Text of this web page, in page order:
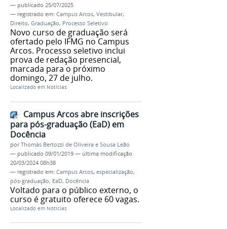
— publicado 25/07/2025
— registrado em: Campus Arcos, Vestibular,
Direito, Graduação, Processo Seletivo
Novo curso de graduação será
ofertado pelo IFMG no Campus
Arcos. Processo seletivo inclui
prova de redação presencial,
marcada para o próximo
domingo, 27 de julho.
Localizado em Notícias
Campus Arcos abre inscrições
para pós-graduação (EaD) em
Docência
porThomás Bertozzi de Oliveira e Sousa Leão
— publicado 09/01/2019 — última modificação
20/03/2024 08h38
— registrado em: Campus Arcos, especialização,
pós-graduação, EaD, Docência
Voltado para o público externo, o
curso é gratuito oferece 60 vagas.
Localizado em Notícias